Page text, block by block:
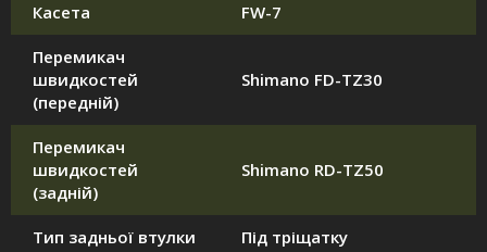
Касета FW-7
Перемикач
швидкостей
(передній)
Shimano FD-TZ30
Перемикач
швидкостей
(задній)
Shimano RD-TZ50
Тип задньої втулки Під тріщатку